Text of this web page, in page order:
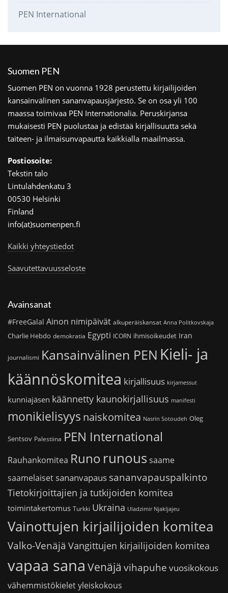
PEN International
Suomen PEN
Suomen PEN on vuonna 1928 perustettu kirjailijoiden
kansainvälinen sananvapausjärjestö. Se on osa yli 100
maassa toimivaa PEN Internationalia. Peruskirjansa
mukaisesti PEN puolustaa ja edistää kirjallisuutta sekä
taiteen- ja ilmaisunvapautta kaikkialla maailmassa.
Postiosoite:
Tekstin talo
Lintulahdenkatu 3
00530 Helsinki
Finland
info(at)suomenpen.fi
Kaikki yhteystiedot
Saavutettavuusseloste
Avainsanat
#FreeGalal Ainon nimipäivät alkuperäiskansat Anna Politkovskaja
Charlie Hebdo demokratia Egypti ICORN ihmisoikeudet Iran
journalismi Kansainvälinen PEN Kieli- ja
käännöskomitea kirjallisuus kirjamessut
kunniajäsen käännetty kaunokirjallisuus manifesti
monikielisyys naiskomitea Nasrin Sotoudeh Oleg
Sentsov Palestiina PEN International
Rauhankomitea Runo runoussaame
saamelaiset sananvapaus sananvapauspalkinto
Tietokirjoittajien ja tutkijoiden komitea
toimintakertomus Turkki Ukraina Uladzimir Njakljajeu
Vainottujen kirjailijoiden komitea
Valko-Venäjä Vangittujen kirjailijoiden komitea
vapaa sana Venäjä vihapuhe vuosikokous
vähemmistökieletyleiskokous